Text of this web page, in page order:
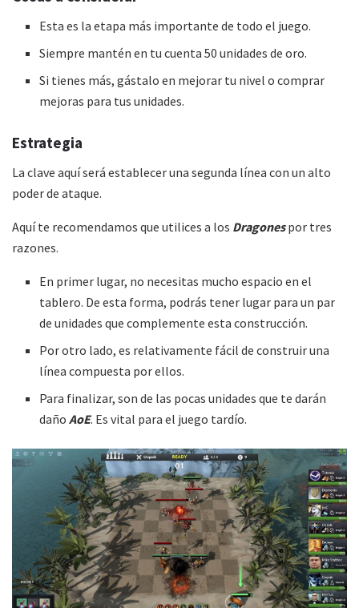
Esta es la etapa más importante de todo el juego.
Siempre mantén en tu cuenta 50 unidades de oro.
Si tienes más, gástalo en mejorar tu nivel o comprar
mejoras para tus unidades.
Estrategia
La clave aquí será establecer una segunda línea con un alto
poder de ataque.
Aquí te recomendamos que utilices a los Dragonespor tres
razones.
En primer lugar, no necesitas mucho espacio en el
tablero. De esta forma, podrás tener lugar para un par
de unidades que complemente esta construcción.
Por otro lado, es relativamente fácil de construir una
línea compuesta por ellos.
Para finalizar, son de las pocas unidades que te darán
dañoAoE. Es vital para el juego tardío.